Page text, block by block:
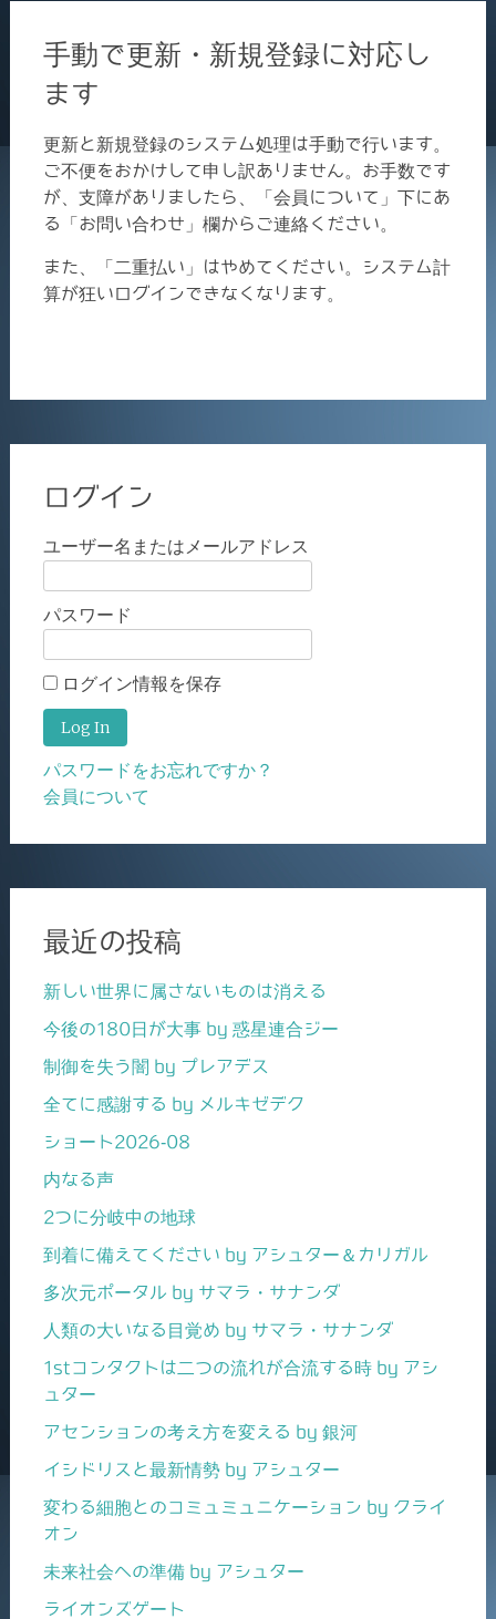
手動で更新・新規登録に対応し
ます
更新と新規登録のシステム処理は手動で行います。
ご不便をおかけして申し訳ありません。お手数です
が、支障がありましたら、「会員について」下にあ
る「お問い合わせ」欄からご連絡ください。
また、「二重払い」はやめてください。システム計
算が狂いログインできなくなります。
ログイン
ユーザー名またはメールアドレス
パスワード
ログイン情報を保存
パスワードをお忘れですか？
会員について
最近の投稿
新しい世界に属さないものは消える
今後の180日が大事 by 惑星連合ジー
制御を失う闇 by プレアデス
全てに感謝する by メルキゼデク
ショート2026-08
内なる声
2つに分岐中の地球
到着に備えてください by アシュター＆カリガル
多次元ポータル by サマラ・サナンダ
人類の大いなる目覚め by サマラ・サナンダ
1stコンタクトは二つの流れが合流する時 by アシ
ュター
アセンションの考え方を変える by 銀河
イシドリスと最新情勢 by アシュター
変わる細胞とのコミュミュニケーション by クライ
オン
未来社会への準備 by アシュター
ライオンズゲート